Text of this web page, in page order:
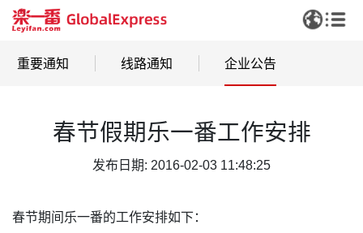
重要通知 线路通知 企业公告
春节假期乐一番工作安排
发布日期: 2016-02-03 11:48:25
春节期间乐一番的工作安排如下：